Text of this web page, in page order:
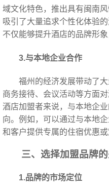
域文化特色，推出具有闽南
吸引了大量追求个性化体验
不仅能够提升酒店的品牌形
3.与本地企业合作
福州的经济发展带动了
商务接待、会议活动等方面
酒店加盟者来说，与本地企
向。例如，可以通过与本地
和客户提供专属的住宿优惠或
三、选择加盟品牌
1.品牌的市场定位